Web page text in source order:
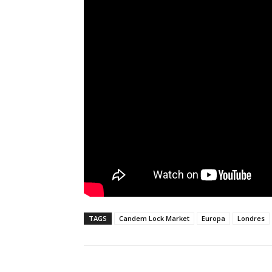
TAGS Candem Lock Market Europa Londres